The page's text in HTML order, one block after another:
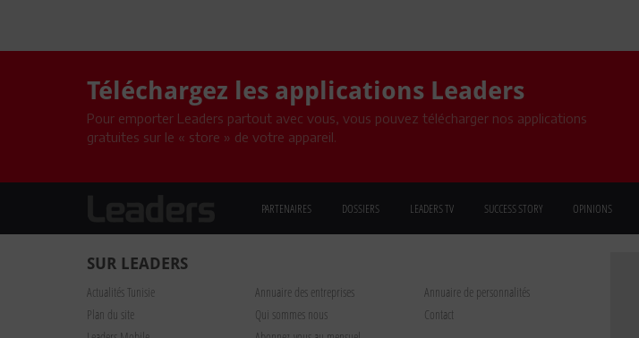
Téléchargez les applications Leaders
Pour emporter Leaders partout avec vous, vous pouvez télécharger nos applications
gratuites sur le « store » de votre appareil.
PARTENAIRES DOSSIERS LEADERS TV SUCCESS STORY OPINIONS
SUR LEADERS
Actualités Tunisie Annuaire des entreprises
Annuaire de personnalités
Plan du site
Qui sommes nous
Contact